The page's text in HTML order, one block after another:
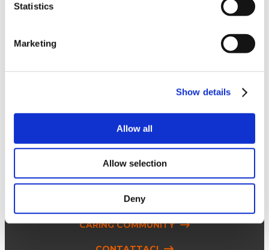
Statistics
Marketing
Show details
Allow all
Allow selection
Deny
INNOVAZIONE
CHI SIAMO
BLOG & RISORSE
CARING COMMUNITY